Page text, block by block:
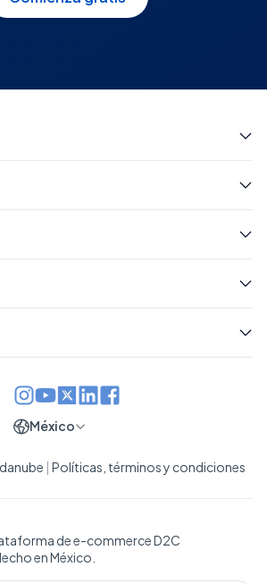
| Políticas, términos y condiciones
México
de e-commerce D2C
en México.